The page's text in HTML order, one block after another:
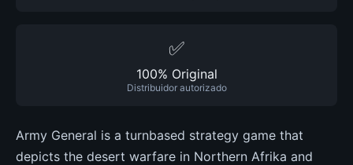
✅
100% Original
Distribuidor autorizado
Army General is a turnbased strategy game that
depicts the desert warfare in Northern Afrika and